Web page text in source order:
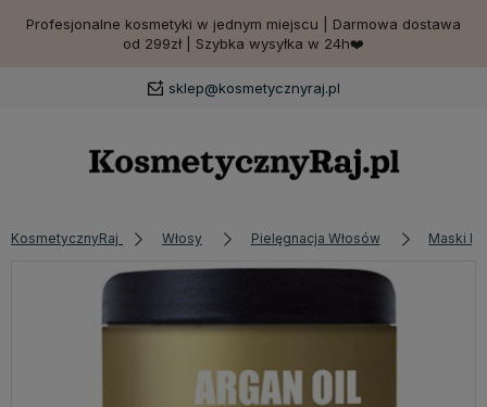
Profesjonalne kosmetyki w jednym miejscu | Darmowa dostawa
od 299zł | Szybka wysyłka w 24h❤️
sklep@kosmetycznyraj.pl
KosmetycznyRaj Włosy Pielęgnacja Włosów Maski